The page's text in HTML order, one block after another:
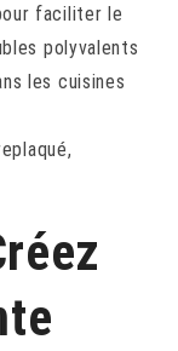
faciliter le
polyvalents
les cuisines